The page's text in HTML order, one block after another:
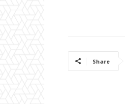
Share